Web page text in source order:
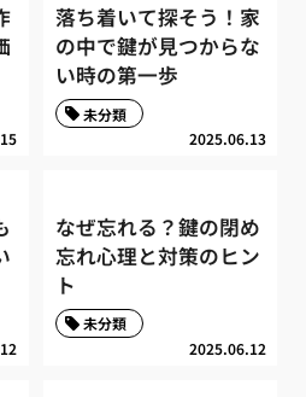
落ち着いて探そう！家
の中で鍵が見つからな
い時の第一歩
2025.06.13
未分類
なぜ忘れる？鍵の閉め
忘れ心理と対策のヒン
ト
2025.06.12
未分類